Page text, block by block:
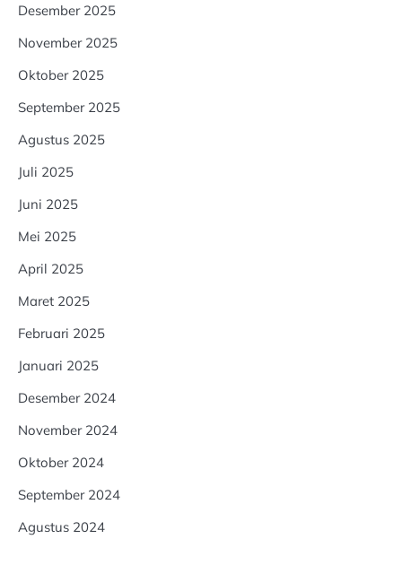
Desember 2025
November 2025
Oktober 2025
September 2025
Agustus 2025
Juli 2025
Juni 2025
Mei 2025
April 2025
Maret 2025
Februari 2025
Januari 2025
Desember 2024
November 2024
Oktober 2024
September 2024
Agustus 2024